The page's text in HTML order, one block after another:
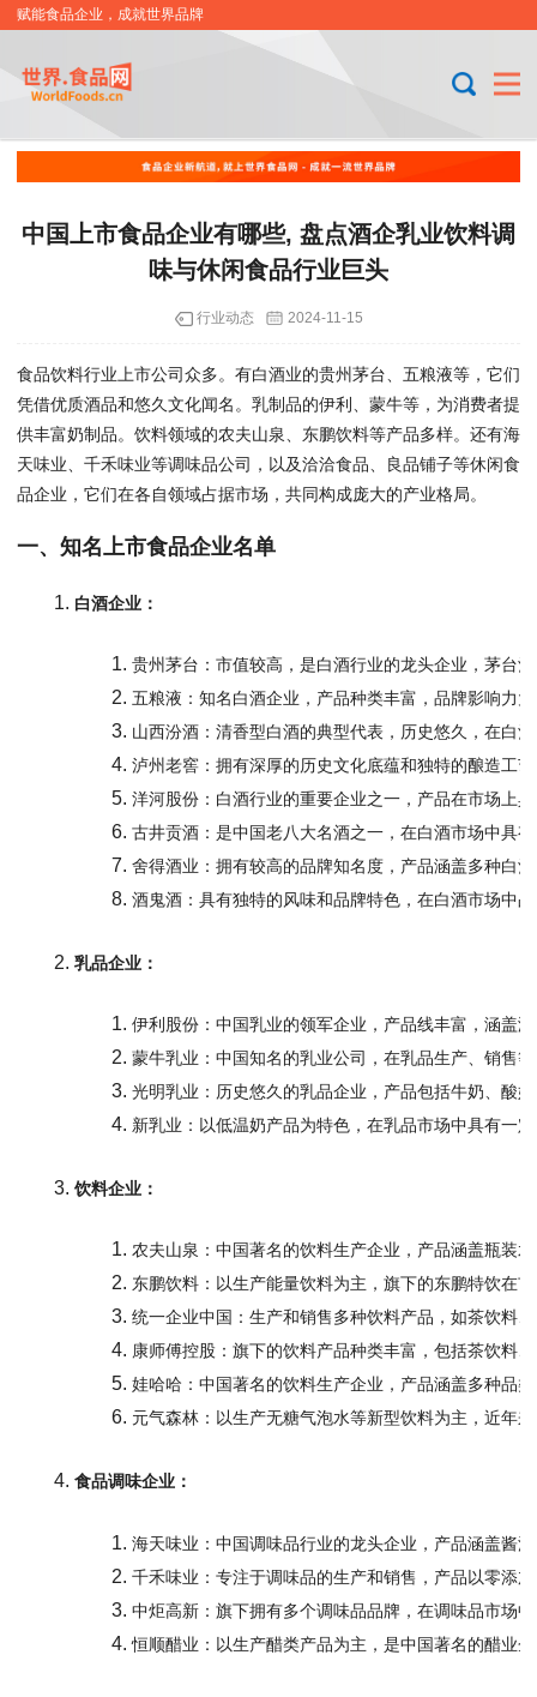
赋能食品企业，成就世界品牌
中国上市食品企业有哪些, 盘点酒企乳业饮料调
味与休闲食品行业巨头
行业动态 2024-11-15
食品饮料行业上市公司众多。有白酒业的贵州茅台、五粮液等，它们
凭借优质酒品和悠久文化闻名。乳制品的伊利、蒙牛等，为消费者提
供丰富奶制品。饮料领域的农夫山泉、东鹏饮料等产品多样。还有海
天味业、千禾味业等调味品公司，以及洽洽食品、良品铺子等休闲食
品企业，它们在各自领域占据市场，共同构成庞大的产业格局。
一、知名上市食品企业名单
白酒企业：
贵州茅台：市值较高，是白酒行业的龙头企业，茅台
五粮液：知名白酒企业，产品种类丰富，品牌影响力
山西汾酒：清香型白酒的典型代表，历史悠久，在白
泸州老窖：拥有深厚的历史文化底蕴和独特的酿造工
洋河股份：白酒行业的重要企业之一，产品在市场上
古井贡酒：是中国老八大名酒之一，在白酒市场中具
舍得酒业：拥有较高的品牌知名度，产品涵盖多种白
酒鬼酒：具有独特的风味和品牌特色，在白酒市场中
乳品企业：
伊利股份：中国乳业的领军企业，产品线丰富，涵盖
蒙牛乳业：中国知名的乳业公司，在乳品生产、销售
光明乳业：历史悠久的乳品企业，产品包括牛奶、酸
新乳业：以低温奶产品为特色，在乳品市场中具有一
饮料企业：
农夫山泉：中国著名的饮料生产企业，产品涵盖瓶装
东鹏饮料：以生产能量饮料为主，旗下的东鹏特饮在
统一企业中国：生产和销售多种饮料产品，如茶饮料
康师傅控股：旗下的饮料产品种类丰富，包括茶饮料
娃哈哈：中国著名的饮料生产企业，产品涵盖多种品
元气森林：以生产无糖气泡水等新型饮料为主，近年
食品调味企业：
海天味业：中国调味品行业的龙头企业，产品涵盖酱
千禾味业：专注于调味品的生产和销售，产品以零添
中炬高新：旗下拥有多个调味品品牌，在调味品市场
恒顺醋业：以生产醋类产品为主，是中国著名的醋业